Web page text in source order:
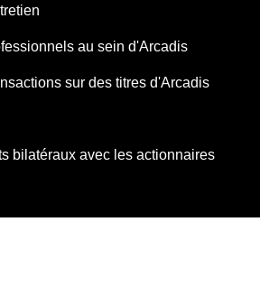
au sein d'Arcadis
sur des titres d'Arcadis
bilatéraux avec les actionnaires